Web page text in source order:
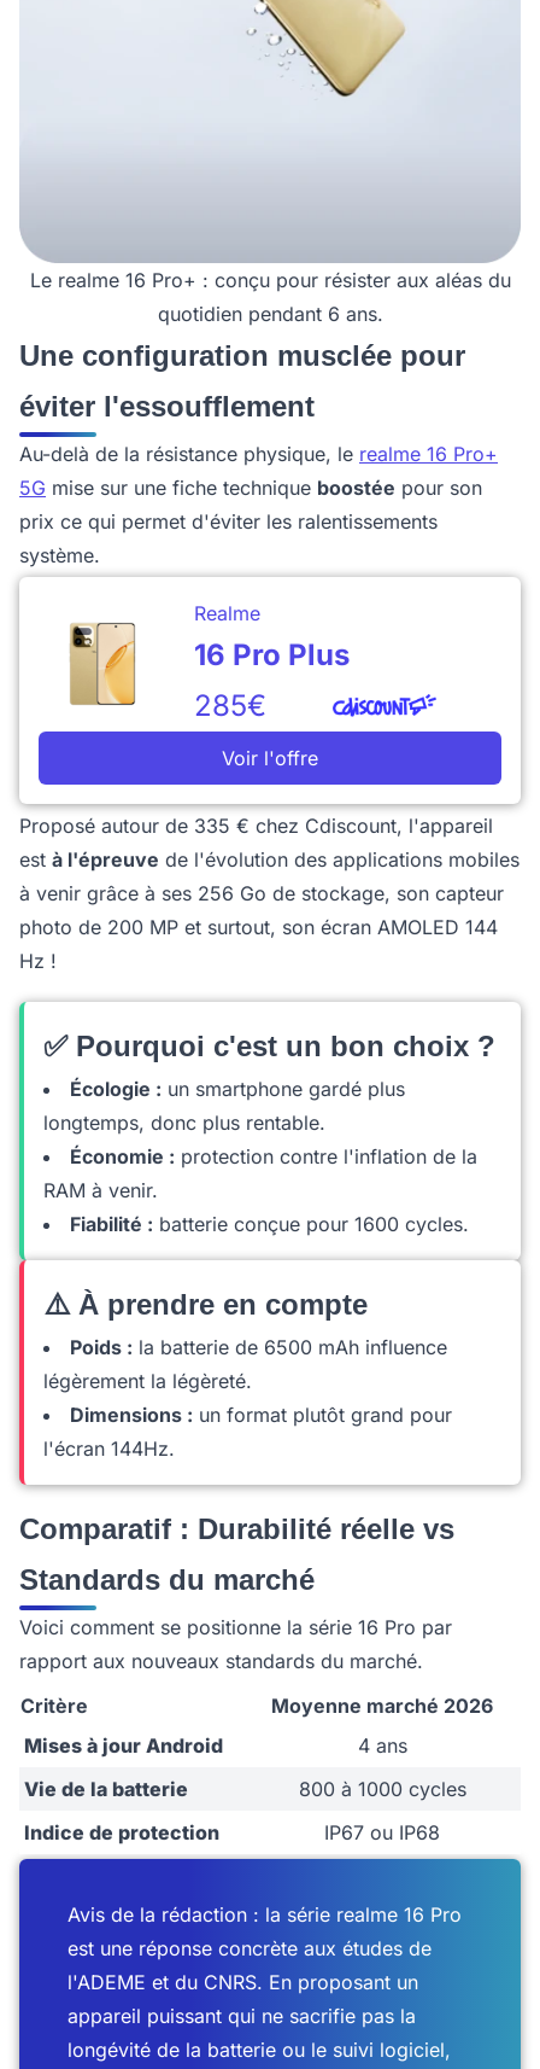
Le realme 16 Pro+ : conçu pour résister aux aléas du
quotidien pendant 6 ans.
Une configuration musclée pour
éviter l'essoufflement
Au-delà de la résistance physique, le realme 16 Pro+
5G mise sur une fiche technique boostée pour son
prix ce qui permet d'éviter les ralentissements
système.
Realme
16 Pro Plus
285€
Voir l'offre
Proposé autour de 335 € chez Cdiscount, l'appareil
est à l'épreuve de l'évolution des applications mobiles
à venir grâce à ses 256 Go de stockage, son capteur
photo de 200 MP et surtout, son écran AMOLED 144
Hz !
✅ Pourquoi c'est un bon choix ?
Écologie : un smartphone gardé plus
longtemps, donc plus rentable.
Économie : protection contre l'inflation de la
RAM à venir.
Fiabilité : batterie conçue pour 1600 cycles.
⚠️ À prendre en compte
Poids : la batterie de 6500 mAh influence
légèrement la légèreté.
Dimensions : un format plutôt grand pour
l'écran 144Hz.
Comparatif : Durabilité réelle vs
Standards du marché
Voici comment se positionne la série 16 Pro par
rapport aux nouveaux standards du marché.
Critère
Moyenne marché 2026
Mises à jour Android
4 ans
Vie de la batterie
800 à 1000 cycles
Indice de protection
IP67 ou IP68
Avis de la rédaction : la série realme 16 Pro
est une réponse concrète aux études de
l'ADEME et du CNRS. En proposant un
appareil puissant qui ne sacrifie pas la
longévité de la batterie ou le suivi logiciel,